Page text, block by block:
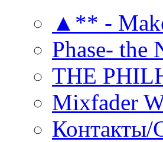
▲** -
Phase- the
THE
Mixfader
Контакты/